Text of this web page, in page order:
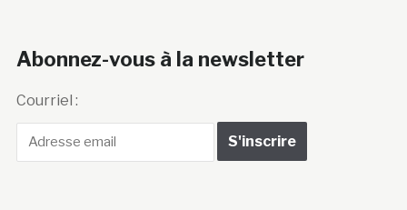
Abonnez-vous à la newsletter
Courriel :